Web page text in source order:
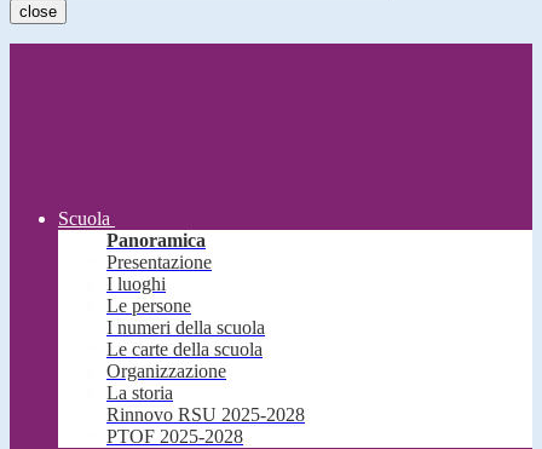
close
Scuola
Panoramica
Presentazione
I luoghi
Le persone
I numeri della scuola
Le carte della scuola
Organizzazione
La storia
Rinnovo RSU 2025-2028
PTOF 2025-2028